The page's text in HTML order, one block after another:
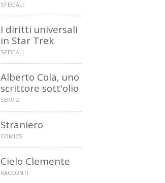
SPECIALI
I diritti universali
in Star Trek
SPECIALI
Alberto Cola, uno
scrittore sott'olio
SERVIZI
Straniero
COMICS
Cielo Clemente
RACCONTI